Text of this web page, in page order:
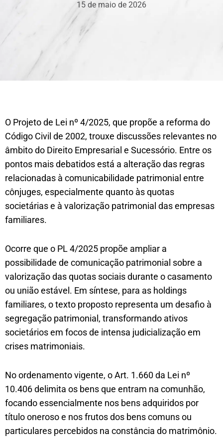
15 de maio de 2026
O Projeto de Lei nº 4/2025, que propõe a reforma do
Código Civil de 2002, trouxe discussões relevantes no
âmbito do Direito Empresarial e Sucessório. Entre os
pontos mais debatidos está a alteração das regras
relacionadas à comunicabilidade patrimonial entre
cônjuges, especialmente quanto às quotas
societárias e à valorização patrimonial das empresas
familiares.
Ocorre que o PL 4/2025 propõe ampliar a
possibilidade de comunicação patrimonial sobre a
valorização das quotas sociais durante o casamento
ou união estável. Em síntese, para as holdings
familiares, o texto proposto representa um desafio à
segregação patrimonial, transformando ativos
societários em focos de intensa judicialização em
crises matrimoniais.
No ordenamento vigente, o Art. 1.660 da Lei nº
10.406 delimita os bens que entram na comunhão,
focando essencialmente nos bens adquiridos por
título oneroso e nos frutos dos bens comuns ou
particulares percebidos na constância do matrimônio.